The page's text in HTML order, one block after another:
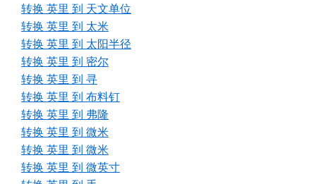
转换 英里 到 天文单位
转换 英里 到 太米
转换 英里 到 太阳半径
转换 英里 到 密尔
转换 英里 到 寻
转换 英里 到 布料钉
转换 英里 到 弗隆
转换 英里 到 微米
转换 英里 到 微米
转换 英里 到 微英寸